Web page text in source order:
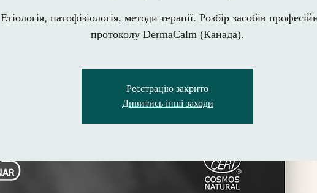
Етіологія, патофізіологія, методи терапії. Розбір засобів
протоколу DermaCalm (Канада).
Реєстрацію закрито
Дивитись інші заходи